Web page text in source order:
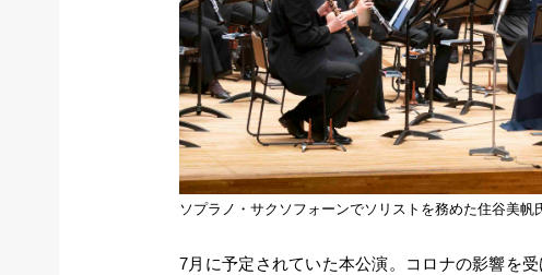
ソプラノ・サクソフォーンでソリストを務めた住谷美帆
7月に予定されていた本公演。コロナの影響を